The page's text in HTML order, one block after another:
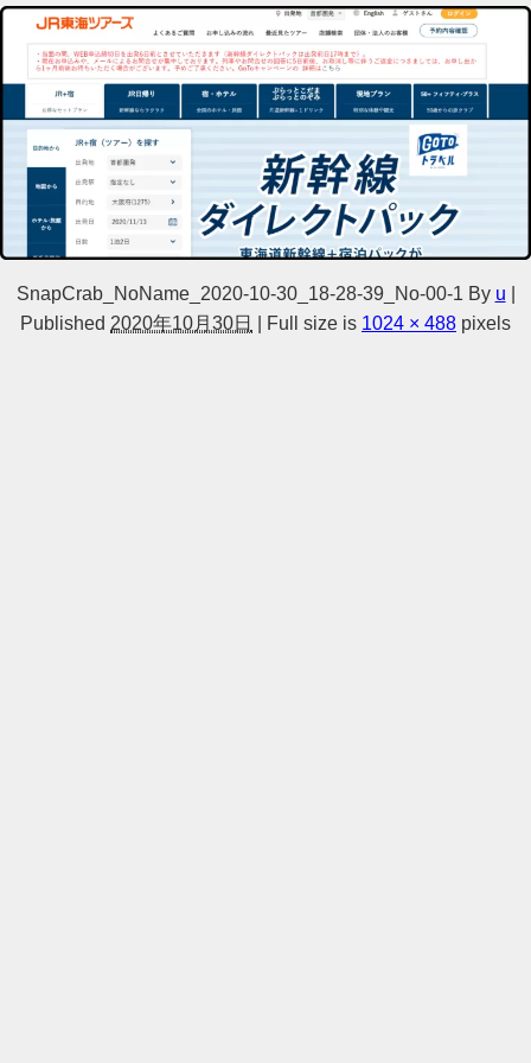
SnapCrab_NoName_2020-10-30_18-28-39_No-00-1 By u |
Published 2020年10月30日 | Full size is 1024 × 488 pixels